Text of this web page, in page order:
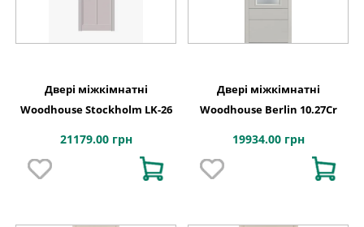
Двері міжкімнатні
Woodhouse Stockholm LK-26
21179.00 грн
Двері міжкімнатні
Woodhouse Berlin 10.27Cr
19934.00 грн